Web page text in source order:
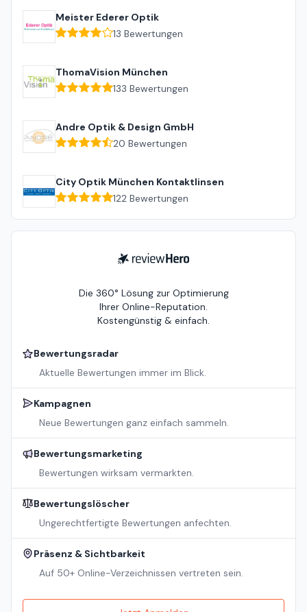
Meister Ederer Optik
13 Bewertungen
ThomaVision München
133 Bewertungen
Andre Optik & Design GmbH
20 Bewertungen
City Optik München Kontaktlinsen
122 Bewertungen
ReviewHero
Die 360° Lösung zur Optimierung
Ihrer Online-Reputation.
Kostengünstig & einfach.
Bewertungsradar
Aktuelle Bewertungen immer im Blick.
Kampagnen
Neue Bewertungen ganz einfach sammeln.
Bewertungsmarketing
Bewertungen wirksam vermarkten.
Bewertungslöscher
Ungerechtfertigte Bewertungen anfechten.
Präsenz & Sichtbarkeit
Auf 50+ Online-Verzeichnissen vertreten sein.